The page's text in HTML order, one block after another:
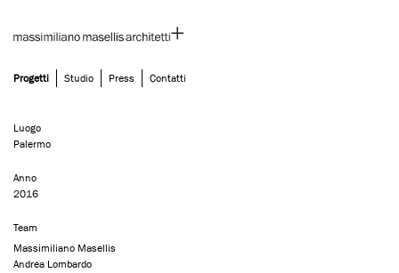
content
Progetti Studio Press
Contatti
Luogo
Palermo
Anno
2016
Team
Massimiliano Masellis
Andrea Lombardo